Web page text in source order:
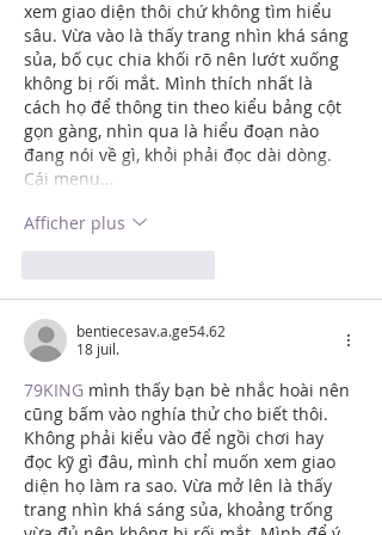
xem giao diện thôi chứ không tìm hiểu
sâu. Vừa vào là thấy trang nhìn khá sáng
sủa, bố cục chia khối rõ nên lướt xuống
không bị rối mắt. Mình thích nhất là
cách họ để thông tin theo kiểu bảng cột
gọn gàng, nhìn qua là hiểu đoạn nào
đang nói về gì, khỏi phải đọc dài dòng.
Cái menu…
Afficher plus
bentiecesav.a.ge54.62
18 juil.
79KING mình thấy bạn bè nhắc hoài nên
cũng bấm vào nghía thử cho biết thôi.
Không phải kiểu vào để ngồi chơi hay
đọc kỹ gì đâu, mình chỉ muốn xem giao
diện họ làm ra sao. Vừa mở lên là thấy
trang nhìn khá sáng sủa, khoảng trống